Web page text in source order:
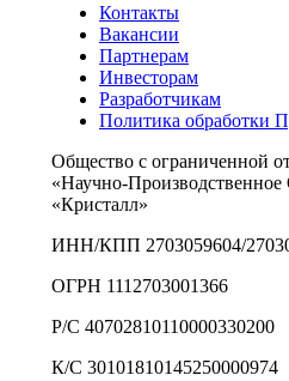
Контакты
Вакансии
Партнерам
Инвесторам
Разработчикам
Политика обработки
Общество с ограниченной
«Научно-
«Кристалл»
ИНН/КПП 2703059604/
ОГРН 1112703001366
Р/С 40702810110000330200
К/С 30101810145250000974